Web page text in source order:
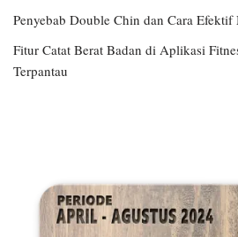
Penyebab Double Chin dan Cara
Fitur Catat Berat Badan di Aplikasi
Terpantau